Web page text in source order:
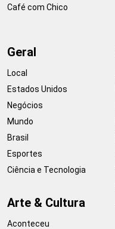
Café com Chico
Geral
Local
Estados Unidos
Negócios
Mundo
Brasil
Esportes
Ciência e Tecnologia
Arte & Cultura
Aconteceu